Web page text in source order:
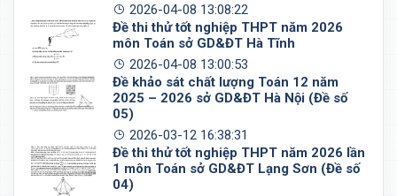
2026-04-08 13:08:22
Đề thi thử tốt nghiệp THPT năm 2026
môn Toán sở GD&ĐT Hà Tĩnh
2026-04-08 13:00:53
Đề khảo sát chất lượng Toán 12 năm
2025 – 2026 sở GD&ĐT Hà Nội (Đề số
05)
2026-03-12 16:38:31
Đề thi thử tốt nghiệp THPT năm 2026 lần
1 môn Toán sở GD&ĐT Lạng Sơn (Đề số
04)